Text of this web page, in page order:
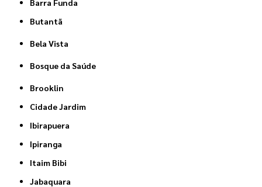
Barra Funda
Butantã
Bela Vista
Bosque da Saúde
Brooklin
Cidade Jardim
Ibirapuera
Ipiranga
Itaim Bibi
Jabaquara